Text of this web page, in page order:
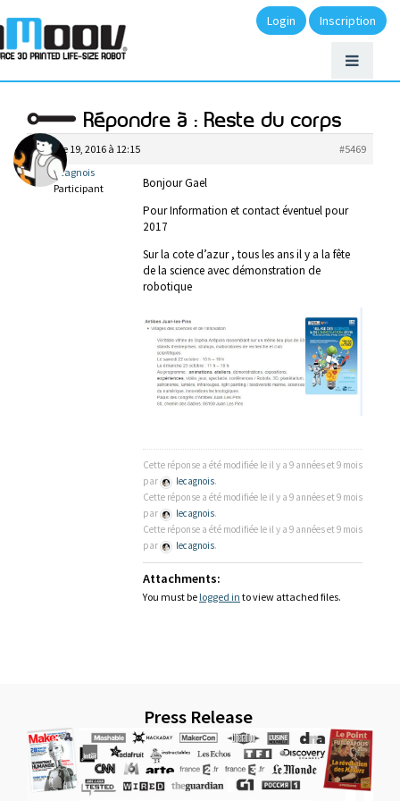
Login Inscription
Répondre à : Reste du corps
octobre 19, 2016 à 12:15
#5469
lecagnois
Participant
Bonjour Gael
Pour Information et contact éventuel pour
2017
Sur la cote d’azur , tous les ans il y a la fête
de la science avec démonstration de
robotique
Cette réponse a été modifiée le il y a 9 années et 9 mois
par
lecagnois.
Cette réponse a été modifiée le il y a 9 années et 9 mois
par
lecagnois.
Cette réponse a été modifiée le il y a 9 années et 9 mois
par
lecagnois.
Attachments:
You must be logged in to view attached files.
Press Release